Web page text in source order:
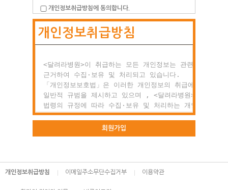
제2조 약관의 효력과 변경
(1) 이 약관은 이용자에게 공시함으로서 효력이 발생
(2) 달려라병원는 사정 변경의 경우와 영업상 중요사유
      전항과 같은 방법으로 효력이 발생합니다.
제3조 약관 외 준칙
  이 약관에 명시되지 않은 사항이 관계법령에 규정되어
  있을 경우에는 그 규정에 따릅니다.
○ 제2장 회원 가입과 서비스 이용
  양식을 작성하고 'ID'와 '비밀번호'를 발급받은 사람을
개인정보취급방침에 동의합니다.
개인정보취급방침
<달려라병원>이 취급하는 모든 개인정보는 관련 법령에
근거하여 수집·보유 및 처리되고 있습니다.
「개인정보보호법」은 이러한 개인정보의 취급에 대한
일반적 규범을 제시하고 있으며 , <달려라병원>은 이러한
법령의 규정에 따라 수집·보유 및 처리하는 개인정보를
공공업무의 적절한 수행과 정보주체의 권익을 보호하기
위해 적법하고 적정하게 취급할 것입니다.
권익의 침해 등에 대하여 행정심판법에서 정하는 바에 따
회원가입
개인정보취급방침 이메일주소무단수집거부 이용약관